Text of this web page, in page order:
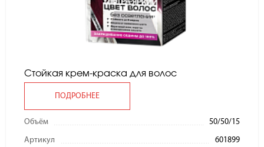
Стойкая крем-краска для волос
ПОДРОБНЕЕ
Объём 50/50/15
Артикул 601899